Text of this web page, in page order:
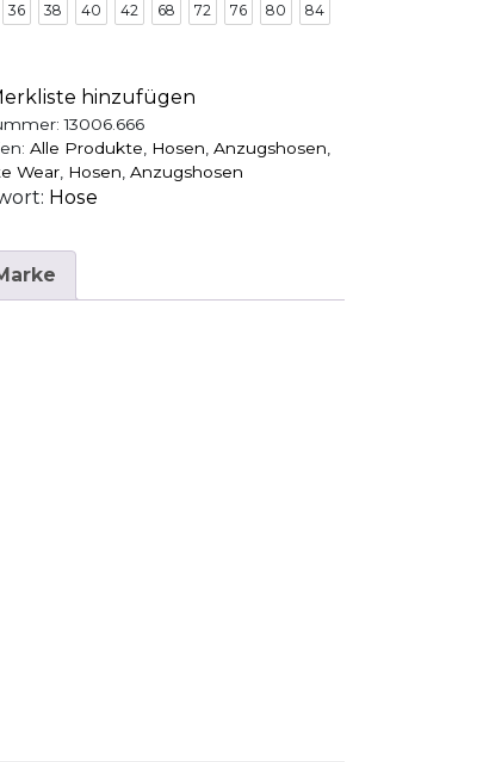
36 38 40 42 68 72 76 80 84
hinzufügen
13006.666
Alle Produkte, Hosen, Anzugshosen,
Wear, Hosen, Anzugshosen
Hose